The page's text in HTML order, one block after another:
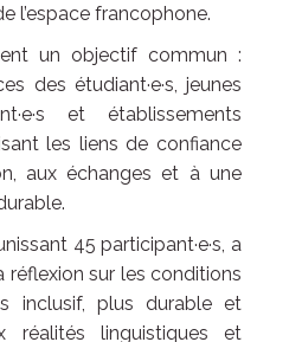
l’espace francophone.
un objectif commun :
des étudiant·e·s, jeunes
et établissements
les liens de confiance
aux échanges et à une
45 participant·e·s, a
réflexion sur les conditions
inclusif, plus durable et
réalités linguistiques et